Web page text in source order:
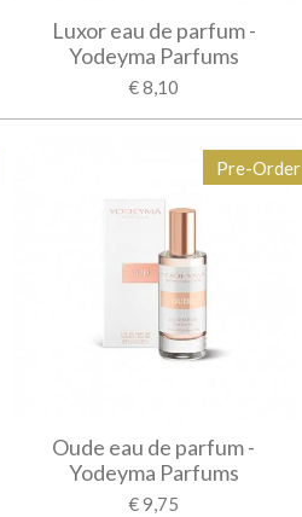
Luxor eau de parfum -
Yodeyma Parfums
€ 8,10
Pre-Order
Oude eau de parfum -
Yodeyma Parfums
€ 9,75